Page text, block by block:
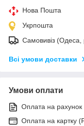
Нова Пошта
Укрпошта
Самовивіз
Всі умови доставки
Умови оплати
Оплата на рахунок
Оплата на картку